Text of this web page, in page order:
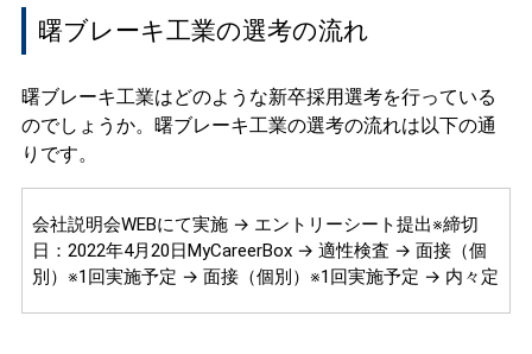
曙ブレーキ工業の選考の流れ
曙ブレーキ工業はどのような新卒採用選考を行っている
のでしょうか。曙ブレーキ工業の選考の流れは以下の通
りです。
会社説明会WEBにて実施 → エントリーシート提出※締切
日：2022年4月20日MyCareerBox → 適性検査 → 面接（個
別）※1回実施予定 → 面接（個別）※1回実施予定 → 内々定